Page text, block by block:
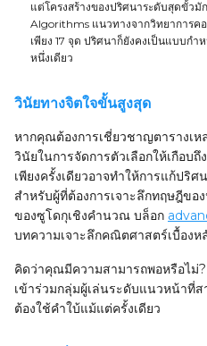
แต่โครงสร้างของปริศนาระดับสุดขั้ว
Algorithms แนวทางจากวิทยาการค
เพียง 17 จุด ปริศนาก็ยังคงเป็นแบบก
หนึ่งเดียว
วินัยทางจิตใจขั้นสูงสุด
หากคุณต้องการเชี่ยวชาญตารางเ
วินัยในการจัดการตัวเลือกให้เกือบ
เพียงครั้งเดียวอาจทำให้การแก้ปริ
สำหรับผู้ที่ต้องการเจาะลึกทฤษฎีขอ
ของซูโดกุเชิงคำนวณ บล็อก
บทความเจาะลึกคณิตศาสตร์เบื้องห
คิดว่าคุณมีความสามารถพอหรือไม่?
เข้าร่วมกลุ่มผู้เล่นระดับแนวหน้าที่
ต้องใช้คำใบ้แม้แต่ครั้งเดียว